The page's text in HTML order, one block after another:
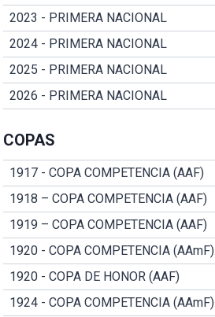
2023 - PRIMERA NACIONAL
2024 - PRIMERA NACIONAL
2025 - PRIMERA NACIONAL
2026 - PRIMERA NACIONAL
COPAS
1917 - COPA COMPETENCIA (AAF)
1918 – COPA COMPETENCIA (AAF)
1919 – COPA COMPETENCIA (AAF)
1920 - COPA COMPETENCIA (AAmF)
1920 - COPA DE HONOR (AAF)
1924 - COPA COMPETENCIA (AAmF)